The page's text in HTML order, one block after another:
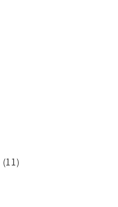
(11)